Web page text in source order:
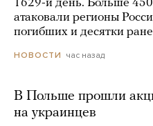
1629-й день. Больше
атаковали регионы
погибших и десятки
НОВОСТИ час назад
В Польше прошли
на украинцев